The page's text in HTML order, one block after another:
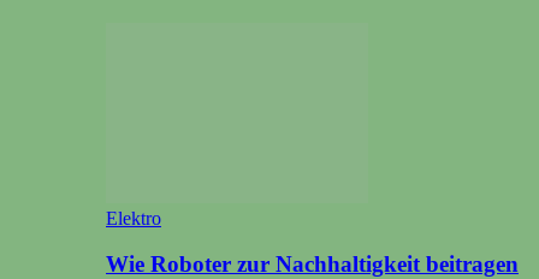
Elektro
Wie Roboter zur Nachhaltigkeit beitragen